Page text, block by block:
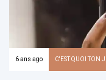
6 ans ago C'EST QUOI TON